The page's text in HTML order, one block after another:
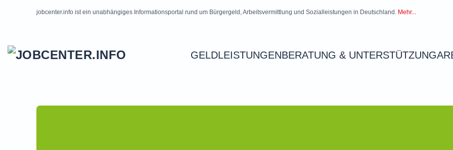
jobcenter.info ist ein unabhängiges Informationsportal rund um Bürgergeld, Arbeitsvermittlung und Sozialleistungen in Deutschland. Mehr...
GELDLEISTUNGENBERATUNG & UNTERSTÜTZUNG